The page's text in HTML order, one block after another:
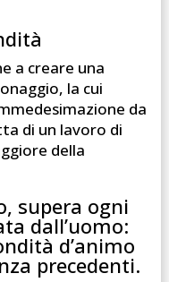
a creare una
la cui
da
di un lavoro di
della
supera ogni
dall’uomo:
d’animo
precedenti.